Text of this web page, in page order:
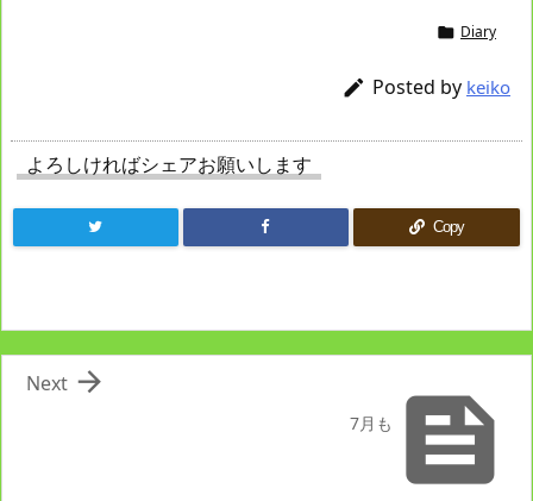
 Diary
 Posted by keiko
よろしければシェアお願いします
Copy

7月も

Next